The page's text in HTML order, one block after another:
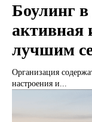
Боулинг в
активная
лучшим
Организация
настроения и...